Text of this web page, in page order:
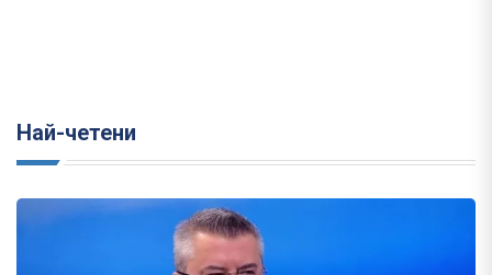
Най-четени